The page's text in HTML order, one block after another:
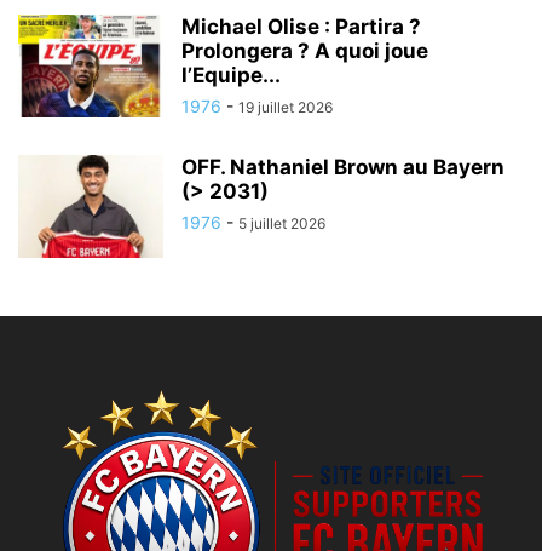
Michael Olise : Partira ?
Prolongera ? A quoi joue
l’Equipe...
1976 - 19 juillet 2026
OFF. Nathaniel Brown au Bayern
(> 2031)
1976 - 5 juillet 2026